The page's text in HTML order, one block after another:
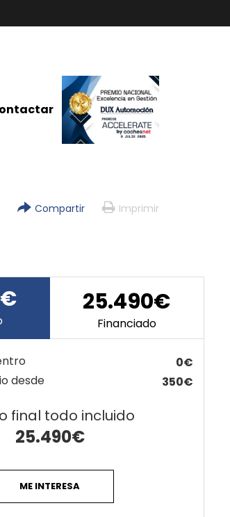
Compartir Imprimir
25.490€
Financiado
0€
desde
350€
final todo incluido
25.490€
ME INTERESA